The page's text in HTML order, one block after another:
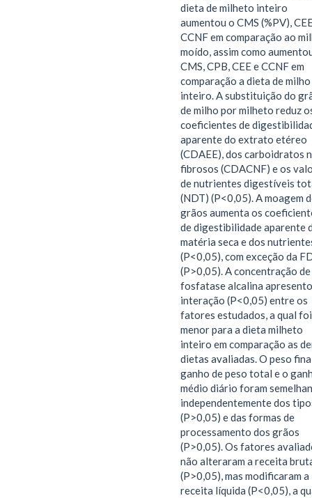
dieta de milheto inteiro
aumentou o CMS (%PV),
CCNF em comparação ao
moído, assim como
CMS, CPB, CEE e CCNF em
comparação a dieta de milho
inteiro. A substituição do
de milho por milheto reduz
coeficientes de
aparente do extrato etéreo
(CDAEE), dos carboidratos
fibrosos (CDACNF) e os
de nutrientes digestíveis
(NDT) (P<0,05). A moagem
grãos aumenta os
de digestibilidade aparente
matéria seca e dos
(P<0,05), com exceção da
(P>0,05). A concentração de
fosfatase alcalina
interação (P<0,05) entre os
fatores estudados, a qual foi
menor para a dieta milheto
inteiro em comparação as
dietas avaliadas. O peso
ganho de peso total e o
médio diário foram
independentemente dos
(P>0,05) e das formas de
processamento dos grãos
(P>0,05). Os fatores
não alteraram a receita
(P>0,05), mas modificaram a
receita líquida (P<0,05), a